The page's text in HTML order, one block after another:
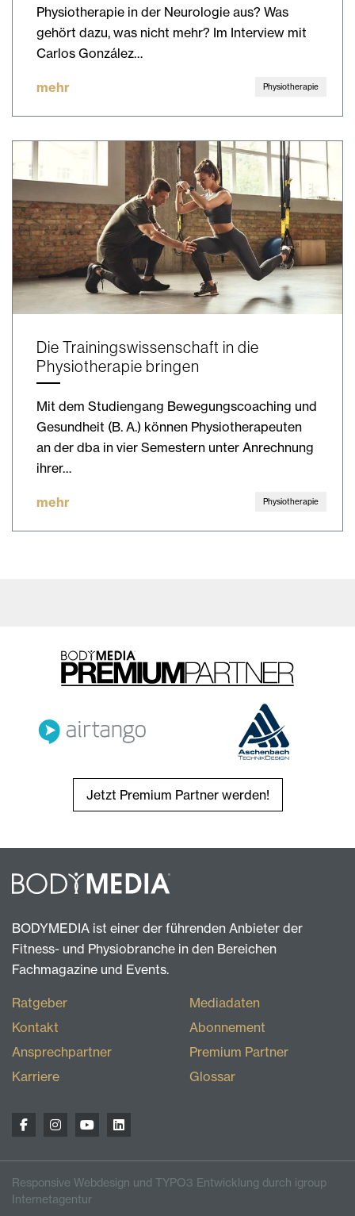
Physiotherapie in der Neurologie aus? Was
gehört dazu, was nicht mehr? Im Interview mit
Carlos González…
mehr Physiotherapie
Die Trainingswissenschaft in die
Physiotherapie bringen
Mit dem Studiengang Bewegungscoaching und
Gesundheit (B. A.) können Physiotherapeuten
an der dba in vier Semestern unter Anrechnung
ihrer…
mehr Physiotherapie
Jetzt Premium Partner werden!
BODYMEDIA ist einer der führenden Anbieter der
Fitness- und Physiobranche in den Bereichen
Fachmagazine und Events.
Ratgeber
Kontakt
Ansprechpartner
Karriere
Mediadaten
Abonnement
Premium Partner
Glossar
Responsive Webdesign und TYPO3 Entwicklung durch igroup
Internetagentur